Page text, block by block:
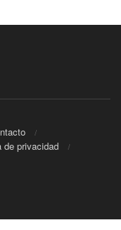
de privacidad